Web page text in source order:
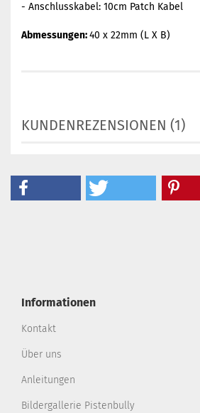
- Anschlusskabel: 10cm Patch Kabel
Abmessungen:40 x 22mm (L X B)
KUNDENREZENSIONEN (1)
Informationen
Kontakt
Über uns
Anleitungen
Bildergallerie Pistenbully